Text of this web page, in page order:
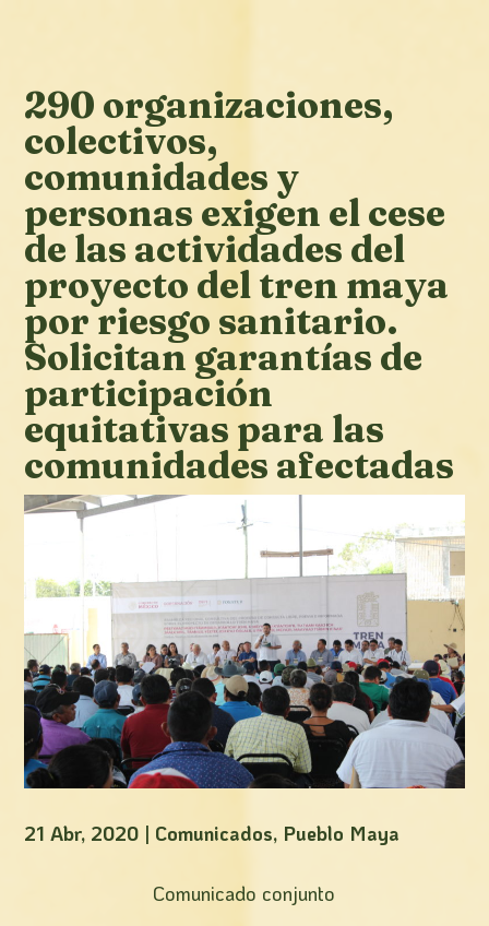
290 organizaciones,
colectivos,
comunidades y
personas exigen el cese
de las actividades del
proyecto del tren maya
por riesgo sanitario.
Solicitan garantías de
participación
equitativas para las
comunidades afectadas
21 Abr, 2020 | Comunicados, Pueblo Maya
Comunicado conjunto